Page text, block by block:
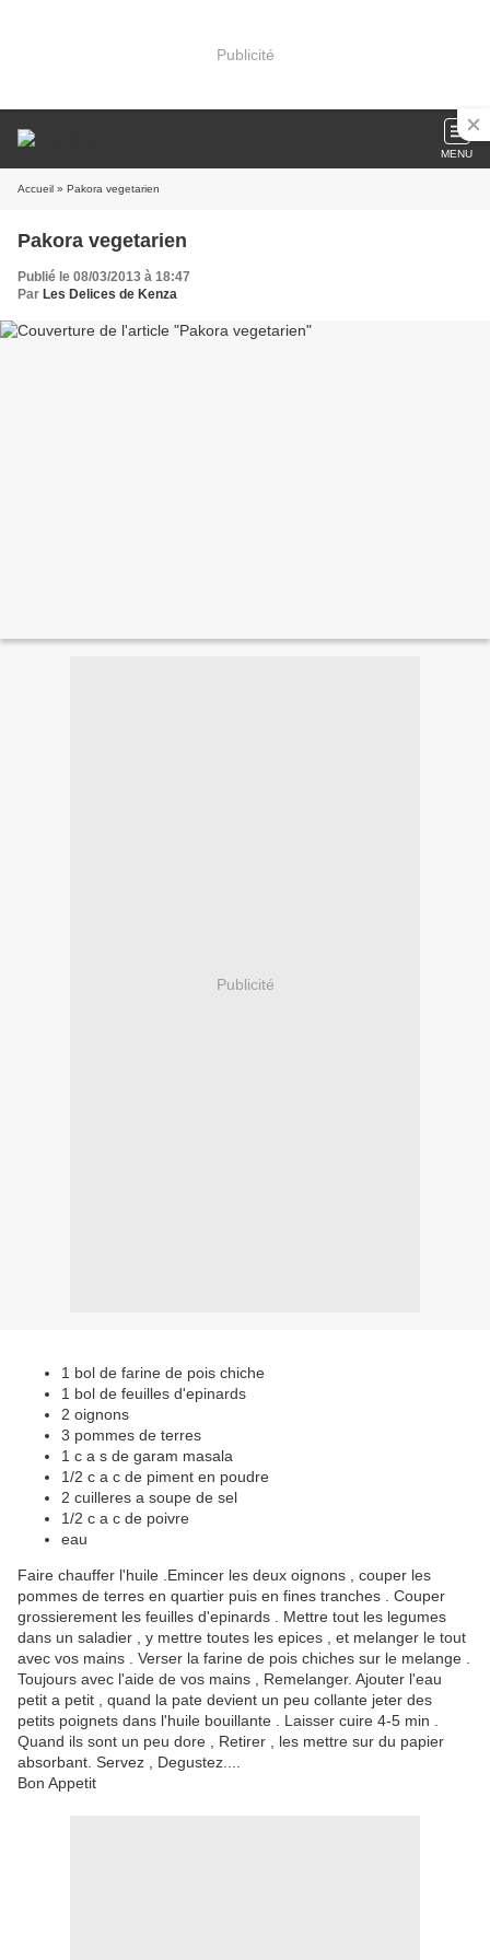
Publicité
MENU
Accueil » Pakora vegetarien
Pakora vegetarien
Publié le 08/03/2013 à 18:47
Par Les Delices de Kenza
Publicité
1 bol de farine de pois chiche
1 bol de feuilles d'epinards
2 oignons
3 pommes de terres
1 c a s de garam masala
1/2 c a c de piment en poudre
2 cuilleres a soupe de sel
1/2 c a c de poivre
eau
Faire chauffer l'huile .Emincer les deux oignons , couper les
pommes de terres en quartier puis en fines tranches . Couper
grossierement les feuilles d'epinards . Mettre tout les legumes
dans un saladier , y mettre toutes les epices , et melanger le tout
avec vos mains . Verser la farine de pois chiches sur le melange .
Toujours avec l'aide de vos mains , Remelanger. Ajouter l'eau
petit a petit , quand la pate devient un peu collante jeter des
petits poignets dans l'huile bouillante . Laisser cuire 4-5 min .
Quand ils sont un peu dore , Retirer , les mettre sur du papier
absorbant. Servez , Degustez....
Bon Appetit